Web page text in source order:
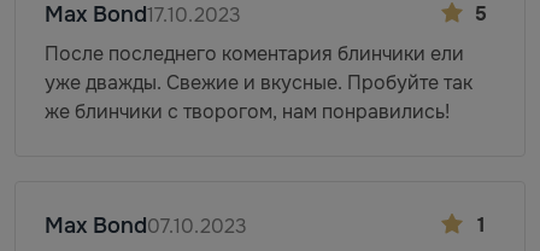
5
Max Bond17.10.2023
После последнего коментария блинчики ели
уже дважды. Свежие и вкусные. Пробуйте так
же блинчики с творогом, нам понравились!
1
Max Bond07.10.2023